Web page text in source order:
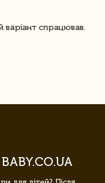
варіант спрацював.